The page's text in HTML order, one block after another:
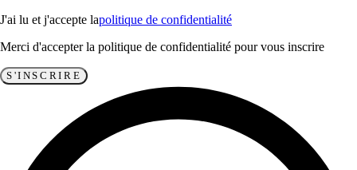
J'ai lu et j'accepte lapolitique de confidentialité
Merci d'accepter la politique de confidentialité pour vous inscrire
S'INSCRIRE